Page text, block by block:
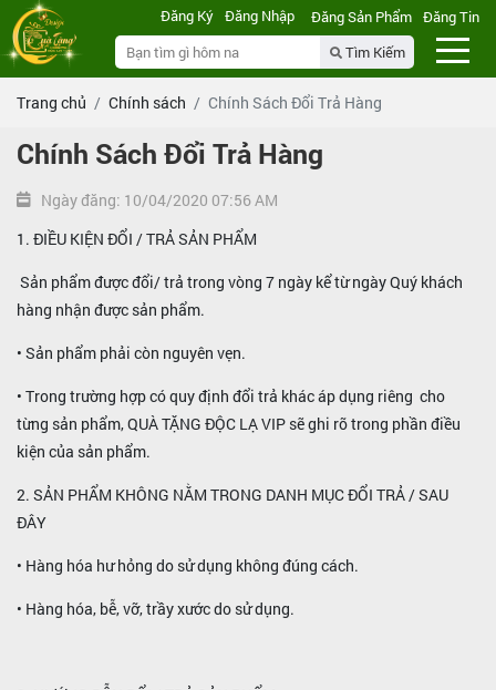
Tìm Kiếm
Đăng Ký Đăng Nhập Đăng Sản Phẩm Đăng Tin
Trang chủ Chính sách Chính Sách Đổi Trả Hàng
Chính Sách Đổi Trả Hàng
Ngày đăng: 10/04/2020 07:56 AM
1. ĐIỀU KIỆN ĐỔI / TRẢ SẢN PHẨM
Sản phẩm được đổi/ trả trong vòng 7 ngày kể từ ngày Quý khách
hàng nhận được sản phẩm.
• Sản phẩm phải còn nguyên vẹn.
• Trong trường hợp có quy định đổi trả khác áp dụng riêng cho
từng sản phẩm, QUÀ TẶNG ĐỘC LẠ VIP sẽ ghi rõ trong phần điều
kiện của sản phẩm.
2. SẢN PHẨM KHÔNG NẰM TRONG DANH MỤC ĐỔI TRẢ / SAU
ĐÂY
• Hàng hóa hư hỏng do sử dụng không đúng cách.
• Hàng hóa, bễ, vỡ, trầy xước do sử dụng.